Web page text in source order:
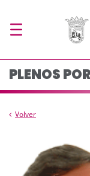
PLENOS
Volver